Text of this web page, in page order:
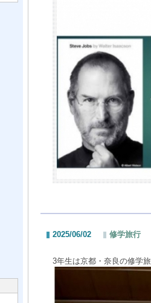
2025/06/02 修学旅行
3年生は京都・奈良の修学